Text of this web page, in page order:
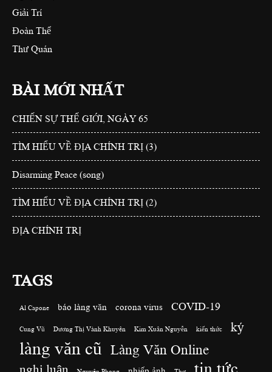
Giải Trí
Đoàn Thể
Thư Quán
BÀI MỚI NHẤT
CHIẾN SỰ THẾ GIỚI, NGÀY 65
TÌM HIỂU VỀ ĐỊA CHÍNH TRỊ (3)
Disarming Peace (song)
TÌM HIỂU VỀ ĐỊA CHÍNH TRỊ (2)
ĐỊA CHÍNH TRỊ
TAGS
Al Capone báo làng văn corona virus COVID-19
Cung Vũ Dương Thị Vành Khuyên Kim Xuân Nguyễn kiến thức ký
làng văn cũ Làng Văn Online